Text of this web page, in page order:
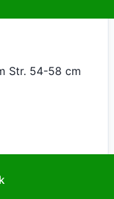
Str. 54-58 cm